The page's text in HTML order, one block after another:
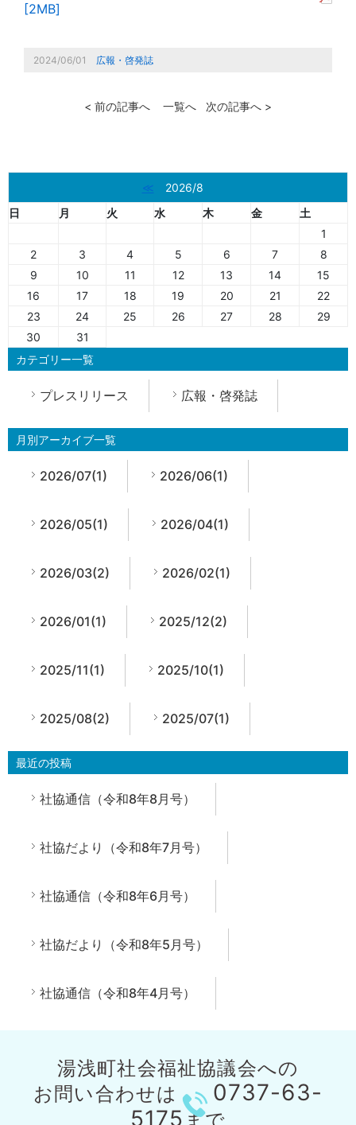
[2MB]
2024/06/01 広報・啓発誌
< 前の記事へ 一覧へ 次の記事へ >
≪ 2026/8
日
月 火 水 木 金
土
1
2
3 4 5 6 7
8
9
10 11 12 13 14
15
16
17 18 19 20 21
22
23
24 25 26 27 28
29
30
31
カテゴリー一覧
プレスリリース 広報・啓発誌
月別アーカイブ一覧
2026/07(1) 2026/06(1)
2026/05(1) 2026/04(1)
2026/03(2) 2026/02(1)
2026/01(1) 2025/12(2)
2025/11(1) 2025/10(1)
2025/08(2) 2025/07(1)
最近の投稿
社協通信（令和8年8月号）
社協だより（令和8年7月号）
社協通信（令和8年6月号）
社協だより（令和8年5月号）
社協通信（令和8年4月号）
湯浅町社会福祉協議会への
お問い合わせは
0737-63-
5175 まで